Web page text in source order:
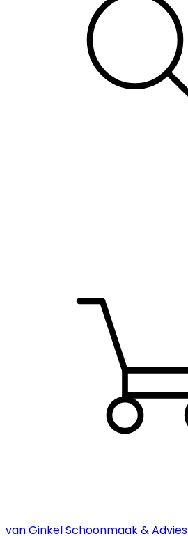
van Ginkel Schoonmaak & Advies